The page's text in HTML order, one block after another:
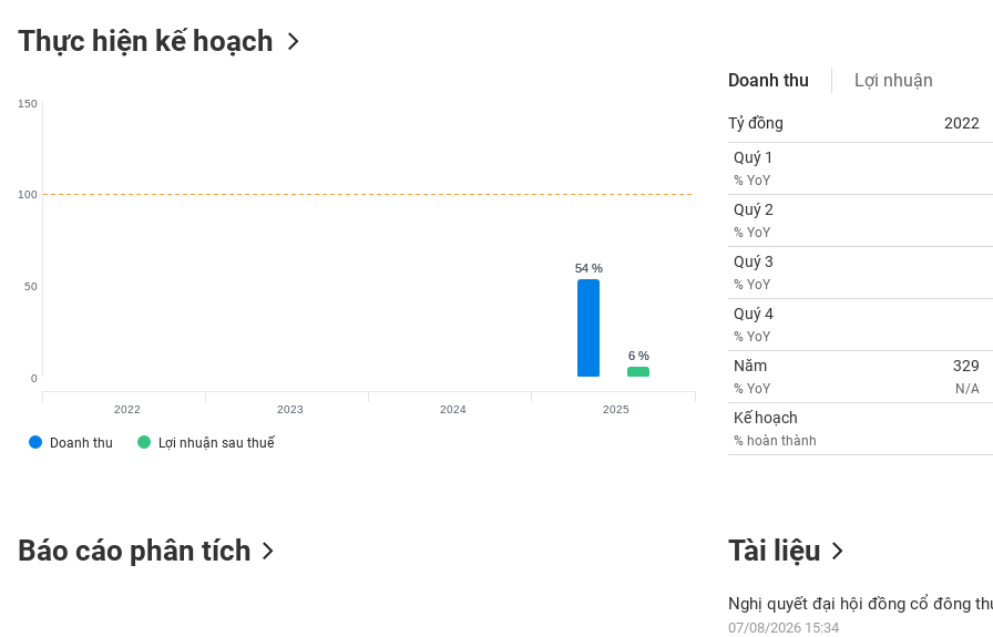
Thực hiện kế hoạch
54 %
54 %
6 %
6 %
Doanh thu Lợi nhuận sau thuế
0
50
100
150
2022 2023 2024 2025
Doanh thu Lợi nhuận
Tỷ đồng 2022
Quý 1
% YoY
Quý 2
% YoY
Quý 3
% YoY
Quý 4
% YoY
Năm
% YoY
329
N/A
Kế hoạch
% hoàn thành
Báo cáo phân tích Tài liệu
Nghị quyết đại hội đồng cổ đông
07/08/2026 15:34
DÙNG